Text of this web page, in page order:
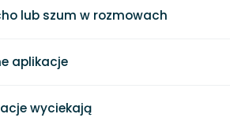
lub szum w rozmowach
aplikacje
wyciekają